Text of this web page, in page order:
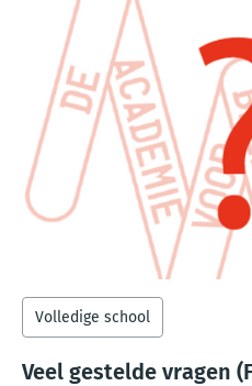
Veel gestelde vragen
Volledige school